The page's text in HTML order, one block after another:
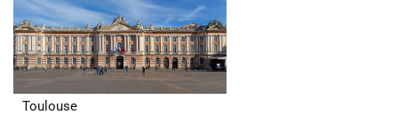
Toulouse